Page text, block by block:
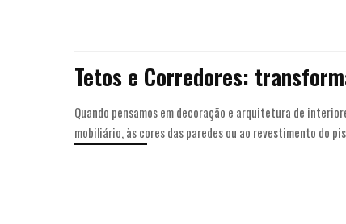
Tetos e Corredores:
Quando pensamos em decoração e arquitetura de
mobiliário, às cores das paredes ou ao revestimento do